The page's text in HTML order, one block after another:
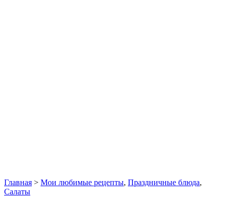
Главная > Мои любимые рецепты, Праздничные блюда,
Салаты